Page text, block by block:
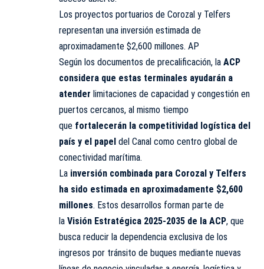
Los proyectos portuarios de Corozal y Telfers
representan una inversión estimada de
aproximadamente $2,600 millones. AP
Según los documentos de precalificación, la ACP
considera que estas terminales ayudarán a
atender limitaciones de capacidad y congestión en
puertos cercanos, al mismo tiempo
que fortalecerán la competitividad logística del
país y el papel del Canal como centro global de
conectividad marítima.
La inversión combinada para Corozal y Telfers
ha sido estimada en aproximadamente $2,600
millones. Estos desarrollos forman parte de
la Visión Estratégica 2025-2035 de la ACP, que
busca reducir la dependencia exclusiva de los
ingresos por tránsito de buques mediante nuevas